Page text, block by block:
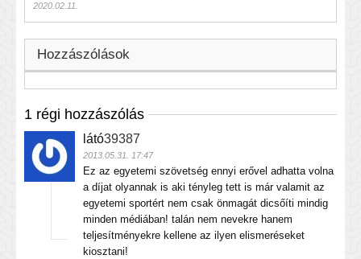
2020.02.11.
Hozzászólások
1 régi hozzászólás
látó39387
2013.05.31. 17:47
Ez az egyetemi szövetség ennyi erővel adhatta volna
a díjat olyannak is aki tényleg tett is már valamit az
egyetemi sportért nem csak önmagát dicsőíti mindig
minden médiában! talán nem nevekre hanem
teljesítményekre kellene az ilyen elismeréseket
kiosztani!